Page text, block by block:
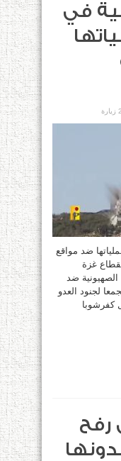
في
ضد مواقع
غزة
الصهيونية ضد
لجنود العدو
كفرشوبا
رفح